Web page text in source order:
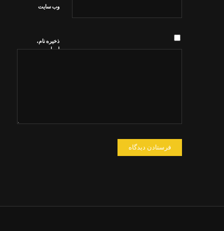
وب‌ سایت
ذخیره نام،
ایمیل و